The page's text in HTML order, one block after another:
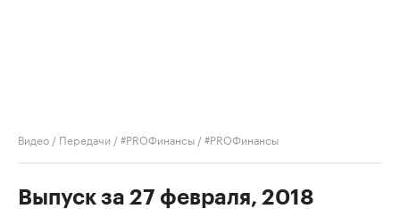
Видео / Передачи /#PROФинансы /#PROФинансы
Выпуск за 27 февраля, 2018